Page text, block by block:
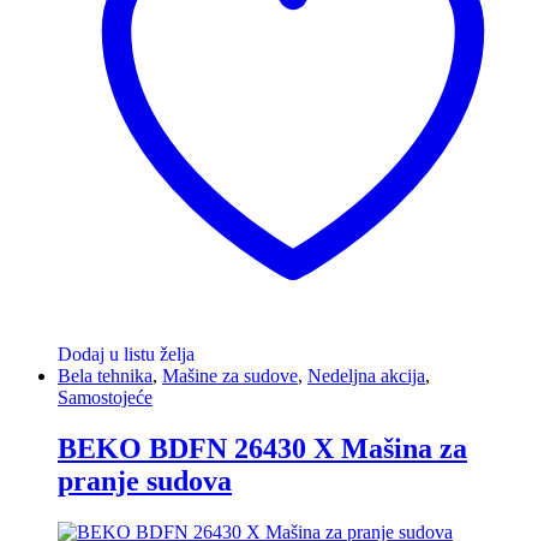
Dodaj u listu želja
Bela tehnika, Mašine za sudove, Nedeljna akcija,
Samostojeće
BEKO BDFN 26430 X Mašina za
pranje sudova